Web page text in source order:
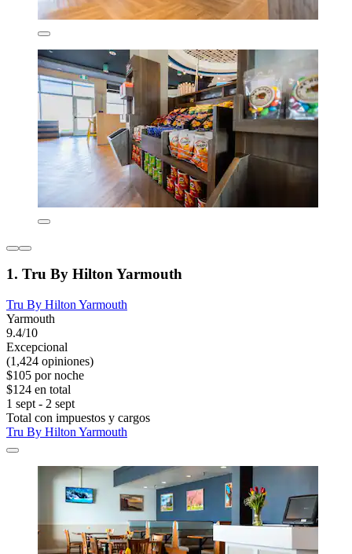
1. Tru By Hilton Yarmouth
Tru By Hilton Yarmouth
Yarmouth
9.4/10
Excepcional
(1,424 opiniones)
$105 por noche
$124 en total
1 sept - 2 sept
Total con impuestos y cargos
Tru By Hilton Yarmouth